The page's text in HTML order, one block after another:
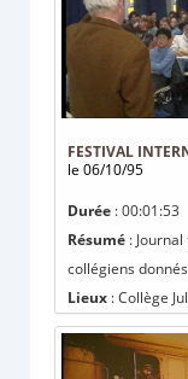
FESTIVAL
le 06/10/95
Durée : 00:01:53
Résumé :
collégiens
Lieux : Collège